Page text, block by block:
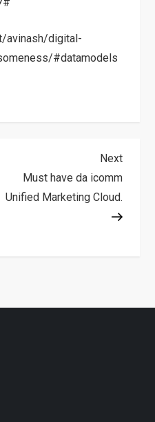
avinash/digital-
#datamodels
Next
Post
Next
Must have da icomm
Unified Marketing Cloud.